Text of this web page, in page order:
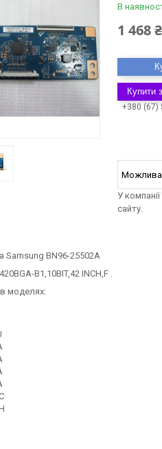
В
1 468 ₴
Купити з
+380 (67)
У
сайту.
Samsung BN96-25502A
B1,10BIT,42 INCH,F .
моделях: